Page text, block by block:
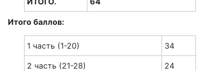
Итого баллов:
1 часть (1-20) 34
2 часть (21-28) 24